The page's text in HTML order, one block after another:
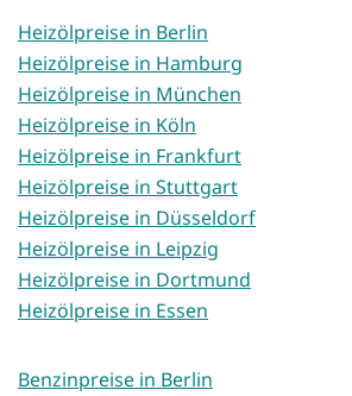
Heizölpreise in Berlin
Heizölpreise in Hamburg
Heizölpreise in München
Heizölpreise in Köln
Heizölpreise in Frankfurt
Heizölpreise in Stuttgart
Heizölpreise in Düsseldorf
Heizölpreise in Leipzig
Heizölpreise in Dortmund
Heizölpreise in Essen
Benzinpreise in Berlin